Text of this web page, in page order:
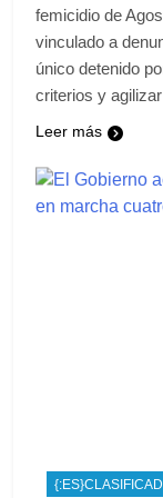
femicidio de
vinculado a
único detenido
criterios y
Leer más